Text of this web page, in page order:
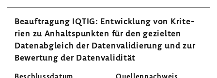
Beauf­tra­gung IQTIG: Entwick­lung von Krite­
rien zu Anhalts­punkten für den gezielten
Daten­ab­gleich der Daten­va­li­die­rung und zur
Bewer­tung der Daten­va­li­dität